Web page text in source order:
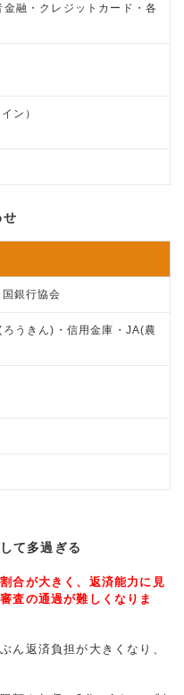
融・クレジットカード・各
ン）
せ
銀行協会
うきん)・信用金庫・JA(農
て多過ぎる
合が大きく、返済能力に見
査の通過が難しくなりま
ん返済負担が大きくなり、